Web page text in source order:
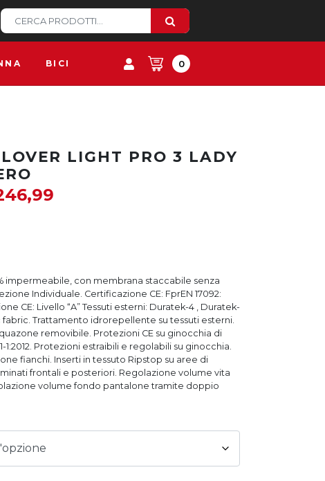
BICI 0
LIGHT PRO 3 LADY
impermeabile, con membrana staccabile senza
Individuale. Certificazione CE: FprEN 17092:
CE: Livello “A” Tessuti esterni: Duratek-4 , Duratek-
Trattamento idrorepellente su tessuti esterni.
removibile. Protezioni CE su ginocchia di
1:2012. Protezioni estraibili e regolabili su ginocchia.
fianchi. Inserti in tessuto Ripstop su aree di
frontali e posteriori. Regolazione volume vita
volume fondo pantalone tramite doppio